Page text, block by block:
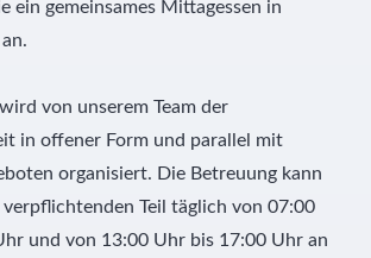
ein gemeinsames Mittagessen in
von unserem Team der
in offener Form und parallel mit
organisiert. Die Betreuung kann
verpflichtenden Teil täglich von 07:00
und von 13:00 Uhr bis 17:00 Uhr an